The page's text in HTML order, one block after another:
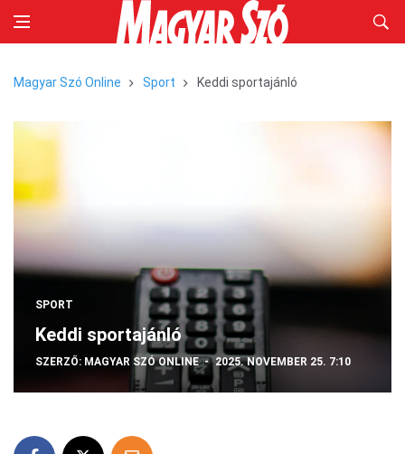
Magyar Szó Online Sport Keddi sportajánló
SPORT
Keddi sportajánló
SZERZŐ: MAGYAR SZÓ ONLINE 2025. NOVEMBER 25. 7:10